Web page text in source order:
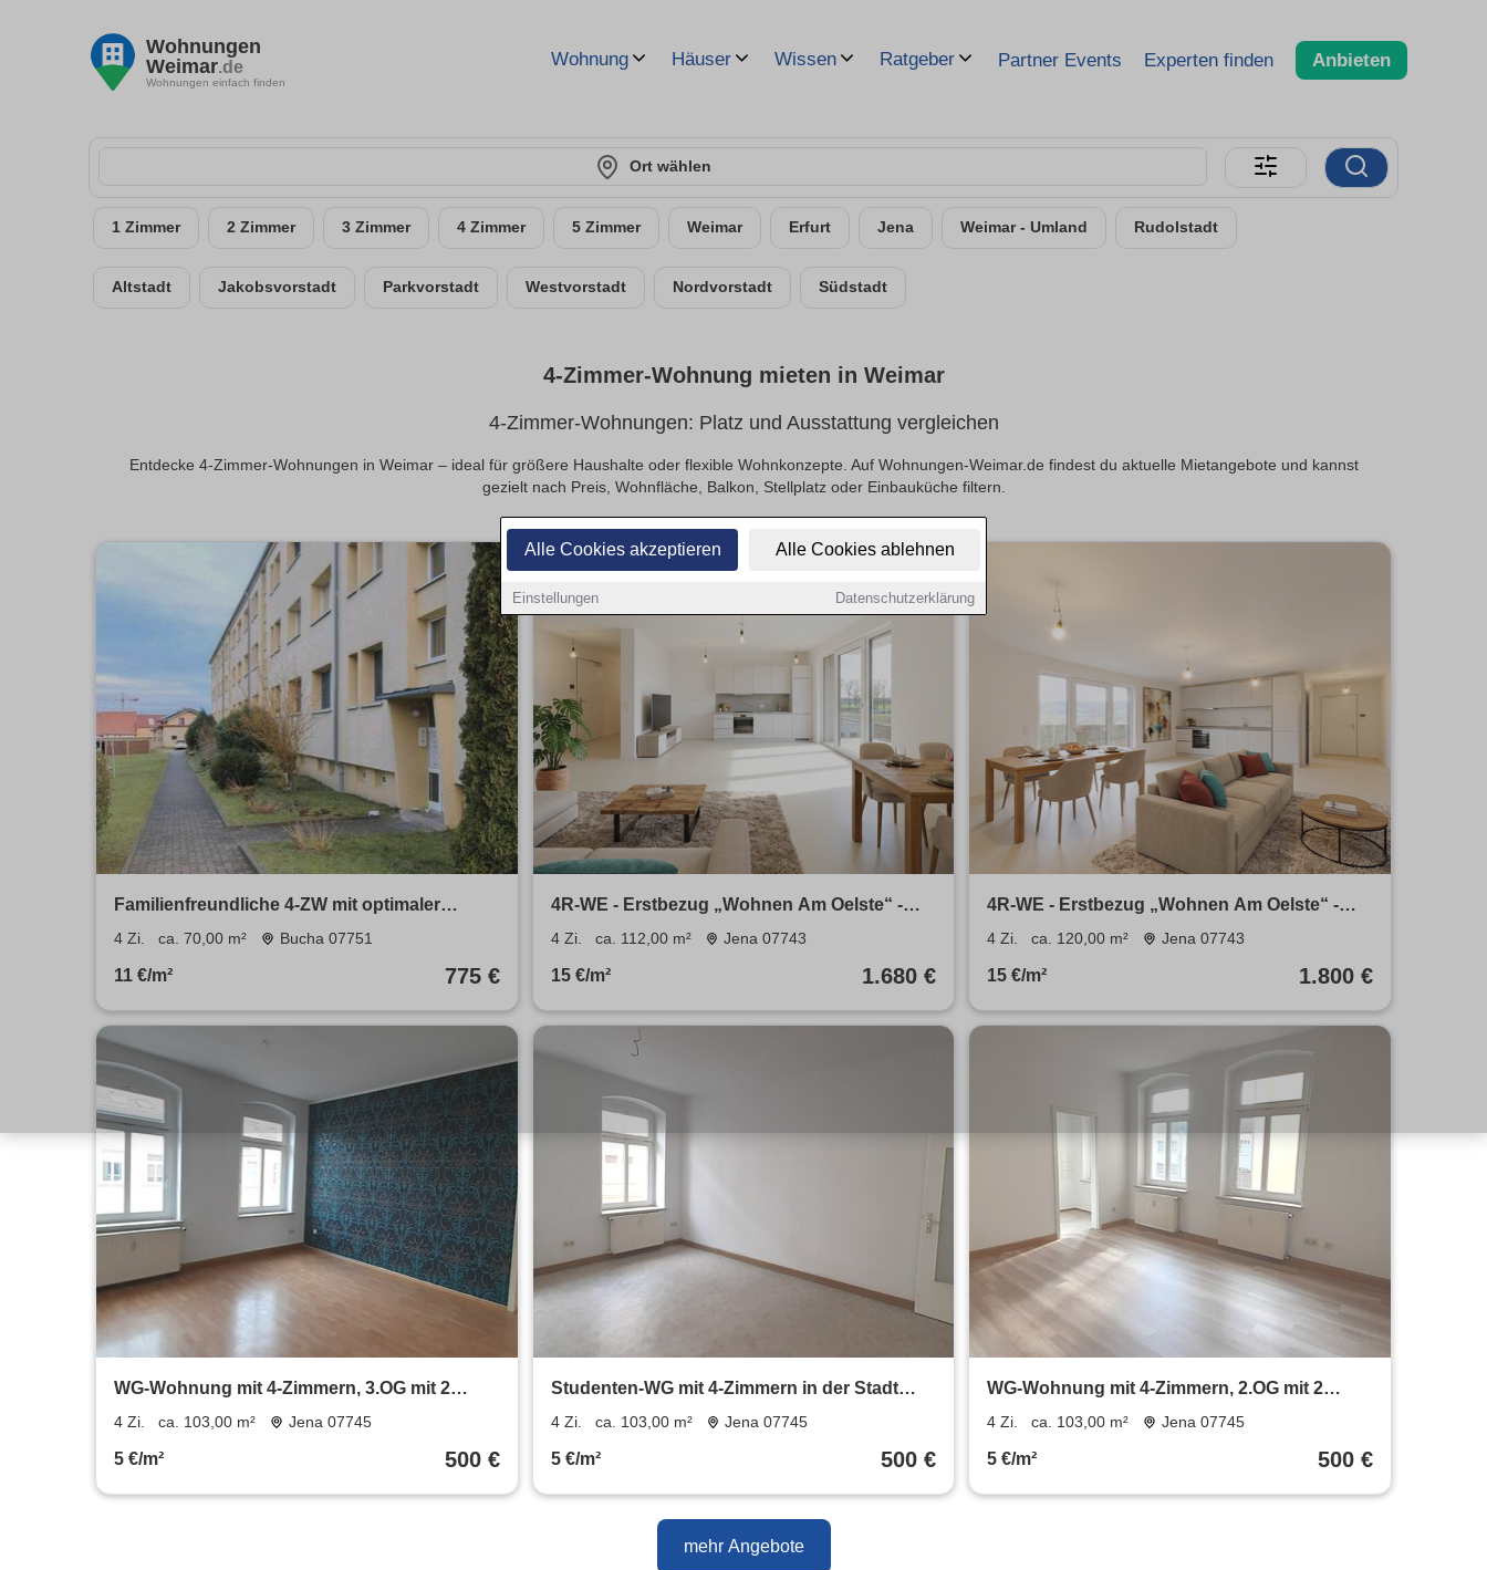
Alle Cookies akzeptieren Alle Cookies ablehnen
Einstellungen Datenschutzerklärung
Wohnungen
Weimar.de
Wohnungen einfach finden
Wohnung Häuser Wissen Ratgeber Partner Events Experten finden Anbieten
Ort wählen
1 Zimmer 2 Zimmer 3 Zimmer 4 Zimmer 5 Zimmer Weimar Erfurt Jena Weimar - Umland Rudolstadt
Altstadt Jakobsvorstadt Parkvorstadt Westvorstadt Nordvorstadt Südstadt
4-Zimmer-Wohnung mieten in Weimar
4-Zimmer-Wohnungen: Platz und Ausstattung vergleichen
Entdecke 4-Zimmer-Wohnungen in Weimar – ideal für größere Haushalte oder flexible Wohnkonzepte. Auf Wohnungen-Weimar.de findest du aktuelle Mietangebote und kannst
gezielt nach Preis, Wohnfläche, Balkon, Stellplatz oder Einbauküche filtern.
Familienfreundliche 4-ZW mit optimaler
Verkehrsanbindung
4 Zi. ca. 70,00 m² Bucha 07751
11 €/m² 775 €
4R-WE - Erstbezug „Wohnen Am Oelste“ -
nachhaltiger Neubau - WE Nr. 22 im 1.OG
4 Zi. ca. 112,00 m² Jena 07743
15 €/m² 1.680 €
4R-WE - Erstbezug „Wohnen Am Oelste“ -
nachhaltiger Neubau - WE Nr. 8 im 1.OG
4 Zi. ca. 120,00 m² Jena 07743
15 €/m² 1.800 €
WG-Wohnung mit 4-Zimmern, 3.OG mit 2
Bädern in ruhigem und zentralem Wohnviertel
4 Zi. ca. 103,00 m² Jena 07745
5 €/m² 500 €
Studenten-WG mit 4-Zimmern in der Stadt
Gera
4 Zi. ca. 103,00 m² Jena 07745
5 €/m² 500 €
WG-Wohnung mit 4-Zimmern, 2.OG mit 2
Bädern und 2 Küchen in Gera
4 Zi. ca. 103,00 m² Jena 07745
5 €/m² 500 €
mehr Angebote